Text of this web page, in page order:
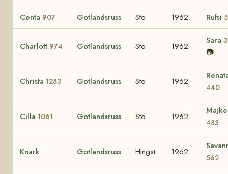
Centa 907 Gotlandsruss Sto 1962 Rufsi
Charlott 974 Gotlandsruss Sto 1962
Sara
📷
Christa 1283 Gotlandsruss Sto 1962
440
Cilla 1061 Gotlandsruss Sto 1962
483
Knark Gotlandsruss Hingst 1962
562